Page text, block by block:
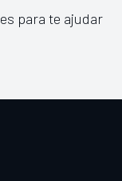
para te ajudar